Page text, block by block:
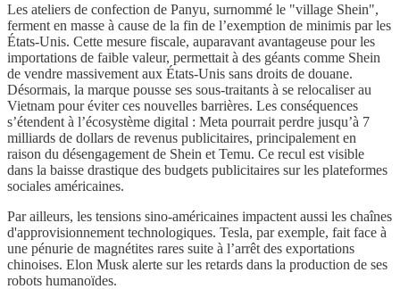
Les ateliers de confection de Panyu, surnommé le "village Shein",
ferment en masse à cause de la fin de l’exemption de minimis par les
États-Unis. Cette mesure fiscale, auparavant avantageuse pour les
importations de faible valeur, permettait à des géants comme Shein
de vendre massivement aux États-Unis sans droits de douane.
Désormais, la marque pousse ses sous-traitants à se relocaliser au
Vietnam pour éviter ces nouvelles barrières. Les conséquences
s’étendent à l’écosystème digital : Meta pourrait perdre jusqu’à 7
milliards de dollars de revenus publicitaires, principalement en
raison du désengagement de Shein et Temu. Ce recul est visible
dans la baisse drastique des budgets publicitaires sur les plateformes
sociales américaines.
Par ailleurs, les tensions sino-américaines impactent aussi les chaînes
d'approvisionnement technologiques. Tesla, par exemple, fait face à
une pénurie de magnétites rares suite à l’arrêt des exportations
chinoises. Elon Musk alerte sur les retards dans la production de ses
robots humanoïdes.